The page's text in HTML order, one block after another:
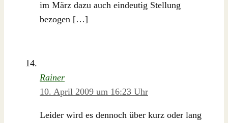
im März dazu auch eindeutig Stellung
bezogen […]
Rainer
10. April 2009 um 16:23 Uhr
Leider wird es dennoch über kurz oder lang